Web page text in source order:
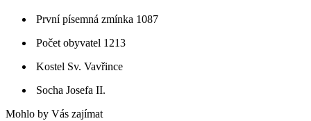
První písemná zmínka 1087
Počet obyvatel 1213
Kostel Sv. Vavřince
Socha Josefa II.
Mohlo by Vás zajímat